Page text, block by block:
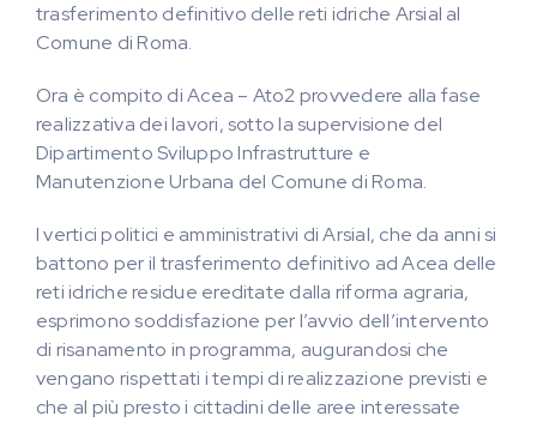
trasferimento definitivo delle reti idriche Arsial al
Comune di Roma.
Ora è compito di Acea – Ato2 provvedere alla fase
realizzativa dei lavori, sotto la supervisione del
Dipartimento Sviluppo Infrastrutture e
Manutenzione Urbana del Comune di Roma.
I vertici politici e amministrativi di Arsial, che da anni si
battono per il trasferimento definitivo ad Acea delle
reti idriche residue ereditate dalla riforma agraria,
esprimono soddisfazione per l’avvio dell’intervento
di risanamento in programma, augurandosi che
vengano rispettati i tempi di realizzazione previsti e
che al più presto i cittadini delle aree interessate